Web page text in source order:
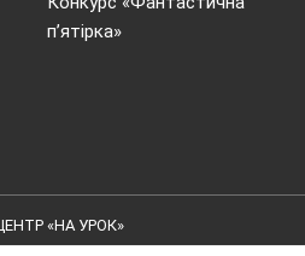
п’ятірка»
«НА УРОК»